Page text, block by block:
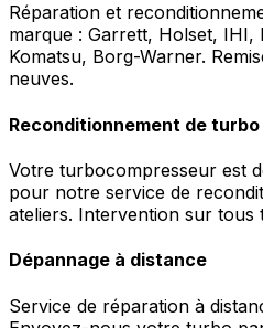
Réparation et
marque : Garrett, Holset, IHI,
Komatsu, Borg-Warner.
neuves.
Reconditionnement de turbo
Votre turbocompresseur est
pour notre service de
ateliers. Intervention sur tous
Dépannage à distance
Service de réparation à